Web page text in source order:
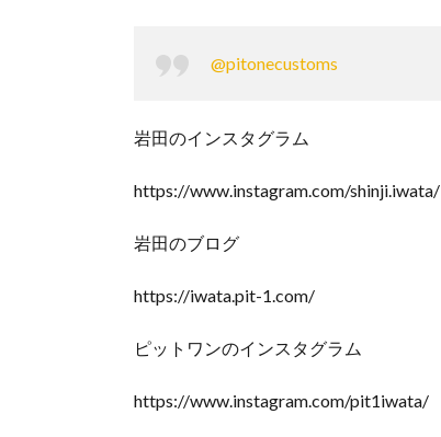
@pitonecustoms
岩田のインスタグラム
https://www.instagram.com/shinji.iwata/
岩田のブログ
https://iwata.pit-1.com/
ピットワンのインスタグラム
https://www.instagram.com/pit1iwata/